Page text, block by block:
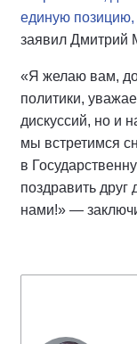
единую позицию,
заявил Дмитрий
«Я желаю вам,
политики,
дискуссий, но и
мы встретимся
в
поздравить друг
нами!» —